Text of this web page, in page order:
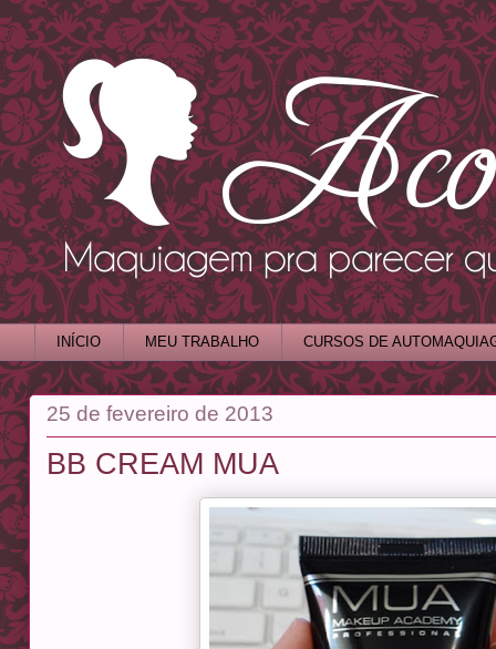
INÍCIO MEU TRABALHO CURSOS DE
25 de fevereiro de 2013
BB CREAM MUA